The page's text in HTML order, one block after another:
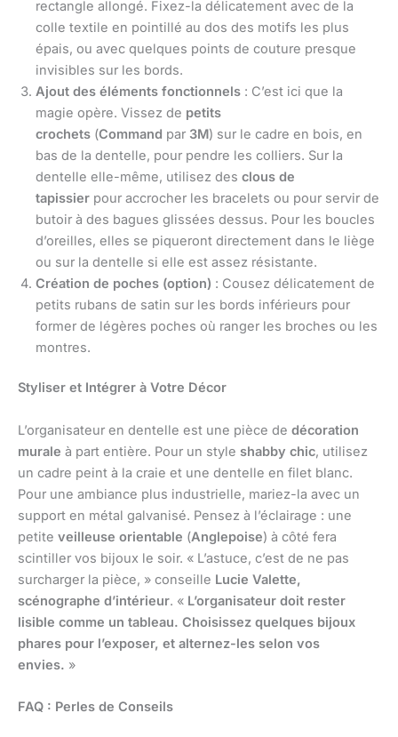
rectangle allongé. Fixez-la délicatement avec de la
colle textile en pointillé au dos des motifs les plus
épais, ou avec quelques points de couture presque
invisibles sur les bords.
Ajout des éléments fonctionnels : C’est ici que la
magie opère. Vissez de petits
crochets (Command par 3M) sur le cadre en bois, en
bas de la dentelle, pour pendre les colliers. Sur la
dentelle elle-même, utilisez des clous de
tapissier pour accrocher les bracelets ou pour servir de
butoir à des bagues glissées dessus. Pour les boucles
d’oreilles, elles se piqueront directement dans le liège
ou sur la dentelle si elle est assez résistante.
Création de poches (option) : Cousez délicatement de
petits rubans de satin sur les bords inférieurs pour
former de légères poches où ranger les broches ou les
montres.
Styliser et Intégrer à Votre Décor
L’organisateur en dentelle est une pièce de décoration
murale à part entière. Pour un style shabby chic, utilisez
un cadre peint à la craie et une dentelle en filet blanc.
Pour une ambiance plus industrielle, mariez-la avec un
support en métal galvanisé. Pensez à l’éclairage : une
petite veilleuse orientable (Anglepoise) à côté fera
scintiller vos bijoux le soir. « L’astuce, c’est de ne pas
surcharger la pièce, » conseille Lucie Valette,
scénographe d’intérieur. « L’organisateur doit rester
lisible comme un tableau. Choisissez quelques bijoux
phares pour l’exposer, et alternez-les selon vos
envies. »
FAQ : Perles de Conseils